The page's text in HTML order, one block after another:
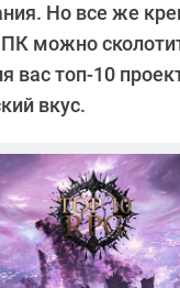
Но все же
ПК можно
вас топ-10
вкус.